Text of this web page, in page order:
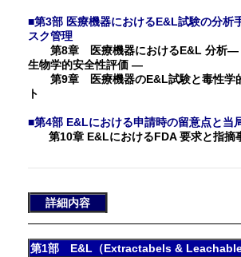
■第3部 医療機器におけるE&L試験の分析
スク管理
第8章 医療機器におけるE&L 分析―
生物学的安全性評価 ―
第9章 医療機器のE&L試験と毒性学
ト
■第4部 E&Lにおける申請時の留意点と当
第10章 E&LにおけるFDA 要求と指摘
詳細内容
第1部 E&L（Extractabels &